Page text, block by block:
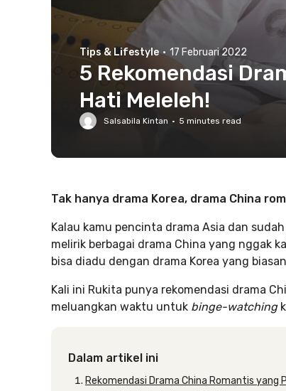
Tips & Lifestyle · 17 Februari 2022
5 Rekomendasi
Hati Meleleh!
Salsabila Kintan · 5 minutes read
Tak hanya drama Korea, drama China
Kalau kamu pencinta drama Asia dan
melirik berbagai drama China yang nggak
bisa diadu dengan drama Korea yang
Kali ini Rukita punya rekomendasi drama
meluangkan waktu untuk binge-watching
Dalam artikel ini
Rekomendasi Drama China Romantis yang